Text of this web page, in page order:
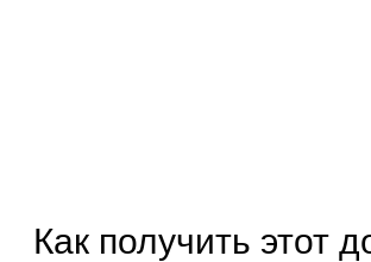
Как получить этот